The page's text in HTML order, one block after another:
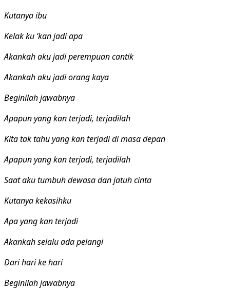
Kutanya ibu
Kelak ku ‘kan jadi apa
Akankah aku jadi perempuan cantik
Akankah aku jadi orang kaya
Beginilah jawabnya
Apapun yang kan terjadi, terjadilah
Kita tak tahu yang kan terjadi di masa depan
Apapun yang kan terjadi, terjadilah
Saat aku tumbuh dewasa dan jatuh cinta
Kutanya kekasihku
Apa yang kan terjadi
Akankah selalu ada pelangi
Dari hari ke hari
Beginilah jawabnya